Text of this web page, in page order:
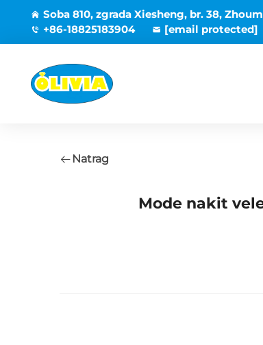
Soba 810, zgrada Xiesheng, br. 38,
+86-18825183904
[email protected]
Natrag
Mode nakit